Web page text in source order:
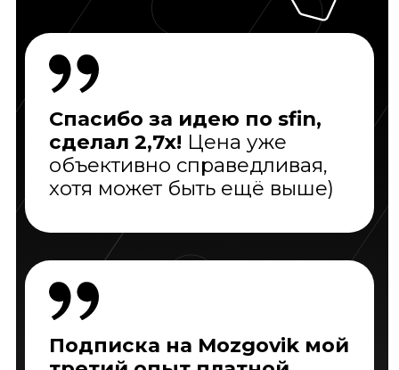
НАПИСАТЬ
По всем вопросам пишите:
mozgovik@smart-lab.ru